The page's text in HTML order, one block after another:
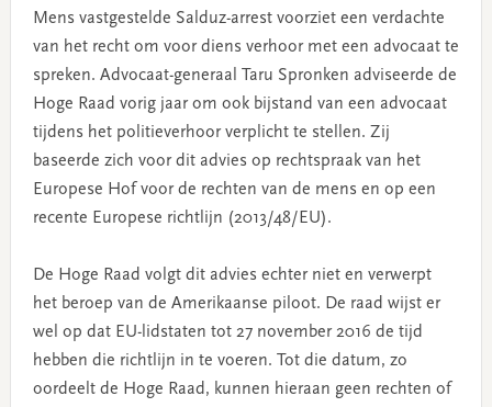
Mens vastgestelde Salduz-arrest voorziet een verdachte
van het recht om voor diens verhoor met een advocaat te
spreken. Advocaat-generaal Taru Spronken adviseerde de
Hoge Raad vorig jaar om ook bijstand van een advocaat
tijdens het politieverhoor verplicht te stellen. Zij
baseerde zich voor dit advies op rechtspraak van het
Europese Hof voor de rechten van de mens en op een
recente Europese richtlijn (2013/48/EU).
De Hoge Raad volgt dit advies echter niet en verwerpt
het beroep van de Amerikaanse piloot. De raad wijst er
wel op dat EU-lidstaten tot 27 november 2016 de tijd
hebben die richtlijn in te voeren. Tot die datum, zo
oordeelt de Hoge Raad, kunnen hieraan geen rechten of